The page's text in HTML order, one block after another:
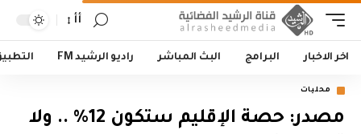
أأ
اخر الاخبار البرامج البث المباشر راديو الرشيد FM
محليات
مصدر: حصة الإقليم ستكون 12% .. ولا